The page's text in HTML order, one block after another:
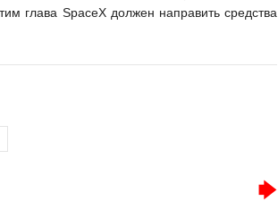
глава SpaceX должен направить средства